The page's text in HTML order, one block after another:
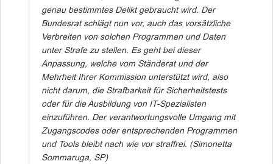
genau bestimmtes Delikt gebraucht wird. Der
Bundesrat schlägt nun vor, auch das vorsätzliche
Verbreiten von solchen Programmen und Daten
unter Strafe zu stellen. Es geht bei dieser
Anpassung, welche vom Ständerat und der
Mehrheit Ihrer Kommission unterstützt wird, also
nicht darum, die Strafbarkeit für Sicherheitstests
oder für die Ausbildung von IT-Spezialisten
einzuführen. Der verantwortungsvolle Umgang mit
Zugangscodes oder entsprechenden Programmen
und Tools bleibt nach wie vor straffrei. (Simonetta
Sommaruga, SP)